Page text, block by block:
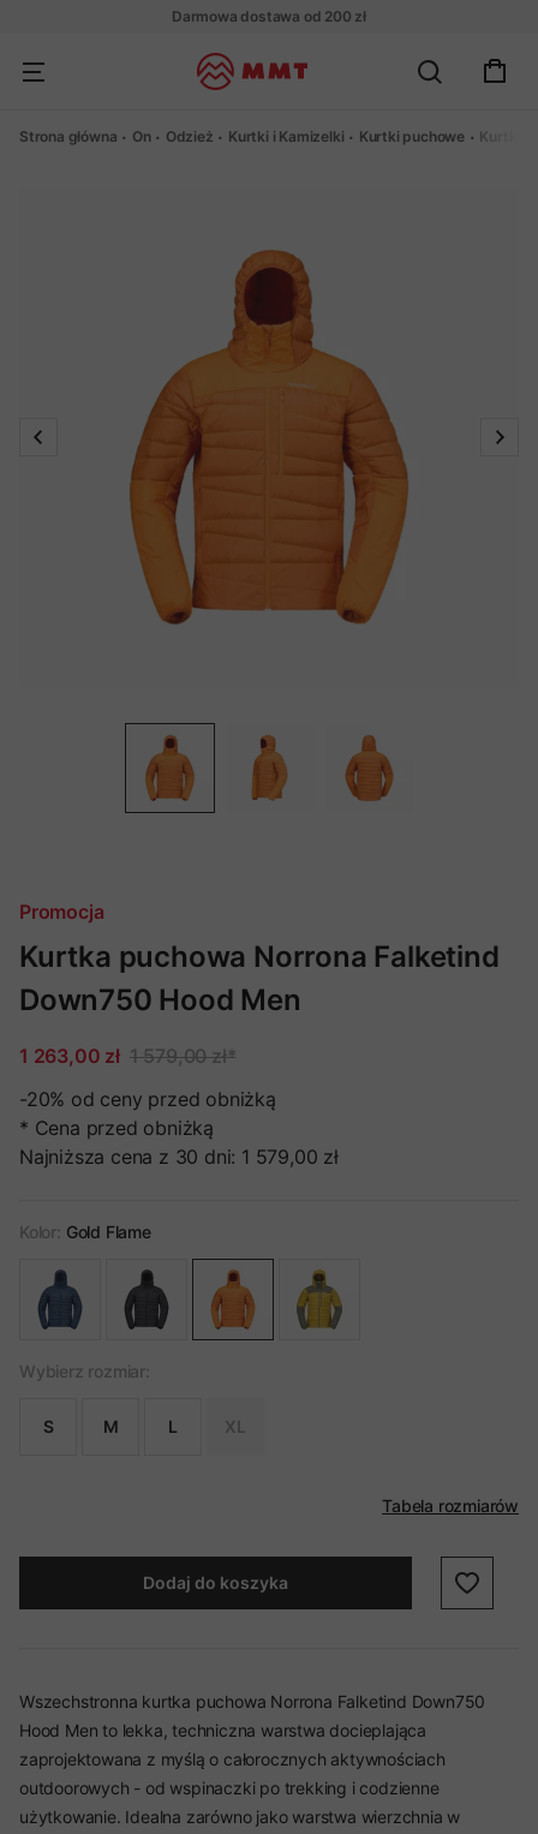
Darmowa dostawa od 200 zł
Strona główna On Odzież Kurtki i Kamizelki Kurtki puchowe Kurtka
Promocja
Kurtka puchowa Norrona Falketind
Down750 Hood Men
1 263,00 zł 1 579,00 zł*
-20% od ceny przed obniżką
* Cena przed obniżką
Najniższa cena z 30 dni: 1 579,00 zł
Kolor: Gold Flame
Wybierz rozmiar:
S M L XL
Tabela rozmiarów
Dodaj do koszyka
Wszechstronna kurtka puchowa Norrona Falketind Down750
Hood Men to lekka, techniczna warstwa docieplająca
zaprojektowana z myślą o całorocznych aktywnościach
outdoorowych - od wspinaczki po trekking i codzienne
użytkowanie. Idealna zarówno jako warstwa wierzchnia w